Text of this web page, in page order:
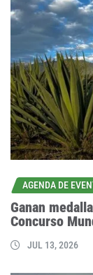
AGENDA DE
Ganan
Concurso
JUL 13, 2026